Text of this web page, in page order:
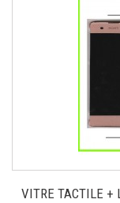
VITRE TACTILE +